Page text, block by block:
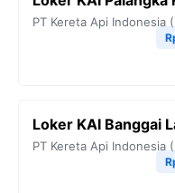
PT Kereta Api Indonesia
Loker KAI Banggai
PT Kereta Api Indonesia